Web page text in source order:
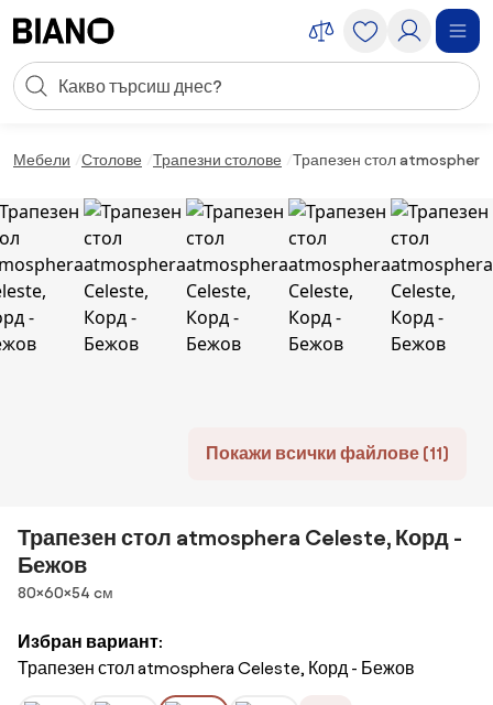
Търсене
Мебели Столове Трапезни столове Трапезен стол
Покажи всички файлове (11)
Трапезен стол atmosphera Celeste, Корд -
Бежов
Размери
80×60×54 cм
Избран вариант:
Трапезен стол atmosphera Celeste, Корд - Бежов